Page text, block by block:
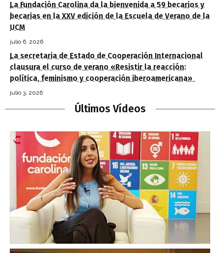
La Fundación Carolina da la bienvenida a 59 becarios y
becarias en la XXV edición de la Escuela de Verano de la
UCM
julio 6, 2026
La secretaria de Estado de Cooperación Internacional
clausura el curso de verano «Resistir la reacción:
política, feminismo y cooperación iberoamericana»
julio 3, 2026
Últimos Vídeos